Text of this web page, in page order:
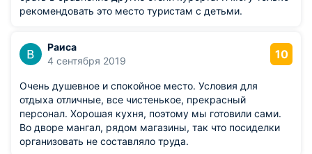
рекомендовать это место туристам с детьми.
Раиса
4 сентября 2019
10
Очень душевное и спокойное место. Условия для
отдыха отличные, все чистенькое, прекрасный
персонал. Хорошая кухня, поэтому мы готовили сами.
Во дворе мангал, рядом магазины, так что посиделки
организовать не составляло труда.